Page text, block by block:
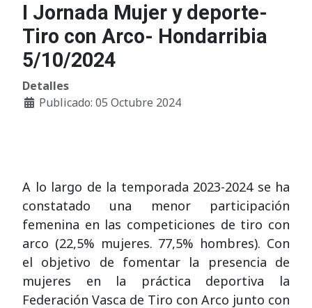
I Jornada Mujer y deporte-
Tiro con Arco- Hondarribia
5/10/2024
Detalles
Publicado: 05 Octubre 2024
A lo largo de la temporada 2023-2024 se ha
constatado una menor participación
femenina en las competiciones de tiro con
arco (22,5% mujeres. 77,5% hombres). Con
el objetivo de fomentar la presencia de
mujeres en la práctica deportiva la
Federación Vasca de Tiro con Arco junto con